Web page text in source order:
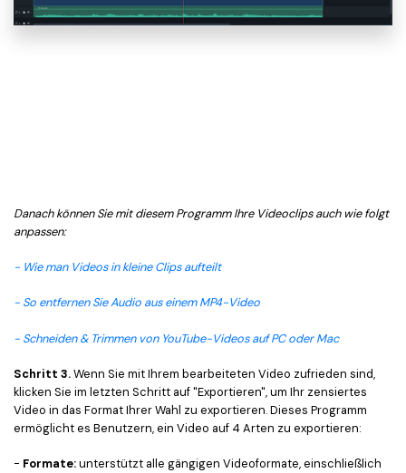
Danach können Sie mit diesem Programm Ihre Videoclips auch wie folgt
anpassen:
- Wie man Videos in kleine Clips aufteilt
- So entfernen Sie Audio aus einem MP4-Video
- Schneiden & Trimmen von YouTube-Videos auf PC oder Mac
Schritt 3.Wenn Sie mit Ihrem bearbeiteten Video zufrieden sind,
klicken Sie im letzten Schritt auf "Exportieren", um Ihr zensiertes
Video in das Format Ihrer Wahl zu exportieren. Dieses Programm
ermöglicht es Benutzern, ein Video auf 4 Arten zu exportieren:
- Formate:unterstützt alle gängigen Videoformate, einschließlich